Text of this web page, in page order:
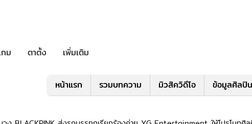
กม ตาตั้ง เพิ่มเติม
หน้าแรก รวมบทความ มิวสิควิดีโอ ข้อมูลศิลปิน